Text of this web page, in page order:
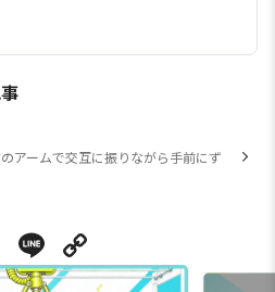
アームで交互に振りながら手前にず
X Line